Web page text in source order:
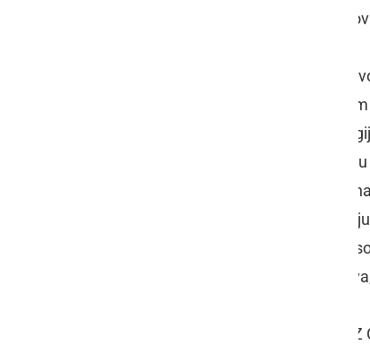
svetovanju, pridobivanju novih
Na tokratni seji skupščine, ki jo je
predstavil aktivnosti v
so zadovoljni, da so dokončali
obrtnikom in podjetnikom, ki so v
obrtne dejavnosti podeljena
obrtništva in podjetništva v
povezovanj. Pri tem je dodal, da
podjetniških zbornic, in sicer
Pri izvajanju javnih pooblastil je